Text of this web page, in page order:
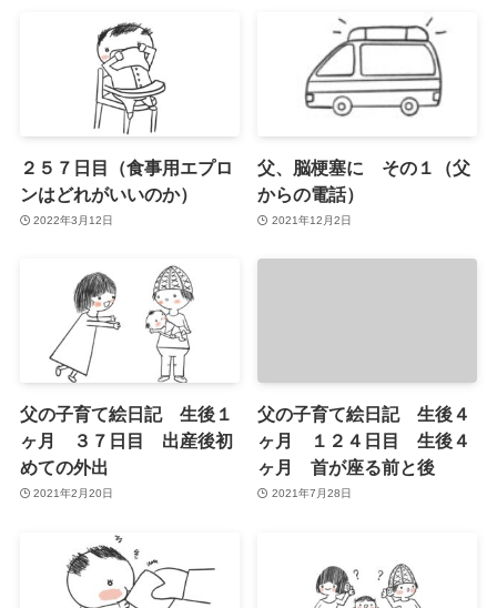
２５７日目（食事用エプロ
ンはどれがいいのか）
2022年3月12日
父、脳梗塞に その１（父
からの電話）
2021年12月2日
父の子育て絵日記 生後１
ヶ月 ３７日目 出産後初
めての外出
2021年2月20日
父の子育て絵日記 生後４
ヶ月 １２４日目 生後４
ヶ月 首が座る前と後
2021年7月28日